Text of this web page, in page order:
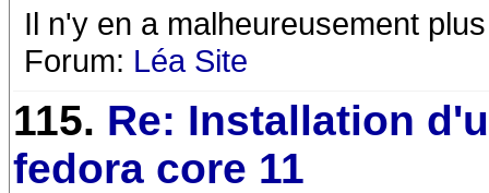
Il n'y en a malheureusement
Forum: Léa Site
115. Re: Installation
fedora core 11